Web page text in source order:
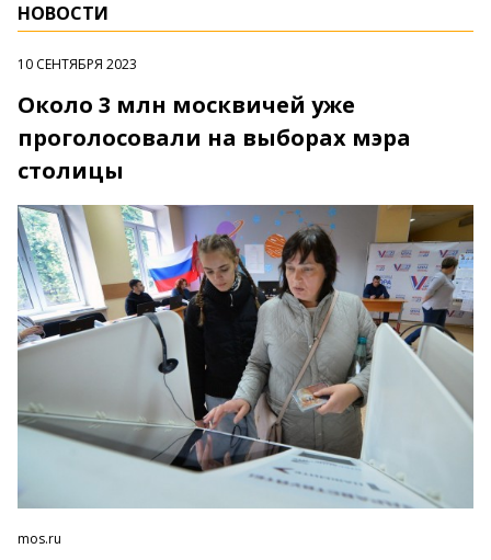
НОВОСТИ
10 СЕНТЯБРЯ 2023
Около 3 млн москвичей уже
проголосовали на выборах мэра
столицы
mos.ru